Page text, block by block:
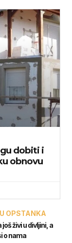
dobiti i
obnovu
OPSTANKA
živi u divljini, a
o nama